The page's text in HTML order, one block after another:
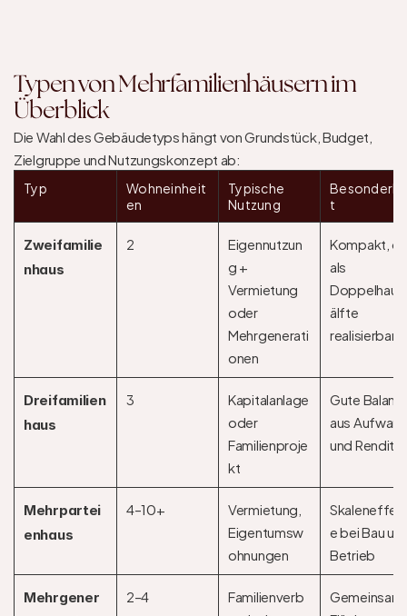
Typen von Mehrfamilienhäusern im
Überblick
Die Wahl des Gebäudetyps hängt von Grundstück, Budget,
Zielgruppe und Nutzungskonzept ab:
Typ Wohneinheit
en
Typische
Nutzung t
Zweifamilie
nhaus
2
Eigennutzun
g +
Vermietung
oder
Mehrgenerati
onen
Kompakt,
als
älfte
realisierbar
Dreifamilien
haus
3
Kapitalanlage
oder
Familienproje
kt
Gute
aus
und Rendite
Mehrpartei
enhaus
4–10+
Vermietung,
Eigentumsw
ohnungen
e bei Bau
Betrieb
Mehrgener
2–4
Familienverb